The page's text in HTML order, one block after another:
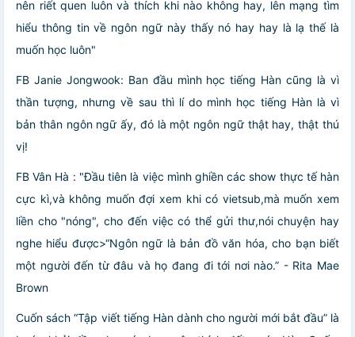
nên riết quen luôn và thích khi nào không hay, lên mạng tìm
hiểu thông tin về ngôn ngữ này thấy nó hay hay là lạ thế là
muốn học luôn"
FB Janie Jongwook: Ban đầu mình học tiếng Hàn cũng là vì
thần tượng, nhưng về sau thì lí do mình học tiếng Hàn là vì
bản thân ngôn ngữ ấy, đó là một ngôn ngữ thật hay, thật thú
vị!
FB Vân Hà : "Đầu tiên là việc mình ghiền các show thực tế hàn
cực kì,và không muốn đợi xem khi có vietsub,mà muốn xem
liền cho "nóng", cho đến việc có thể gửi thư,nói chuyện hay
nghe hiểu được>“Ngôn ngữ là bản đồ văn hóa, cho bạn biết
một người đến từ đâu và họ đang đi tới nơi nào.” - Rita Mae
Brown
Cuốn sách “Tập viết tiếng Hàn dành cho người mới bắt đầu” là